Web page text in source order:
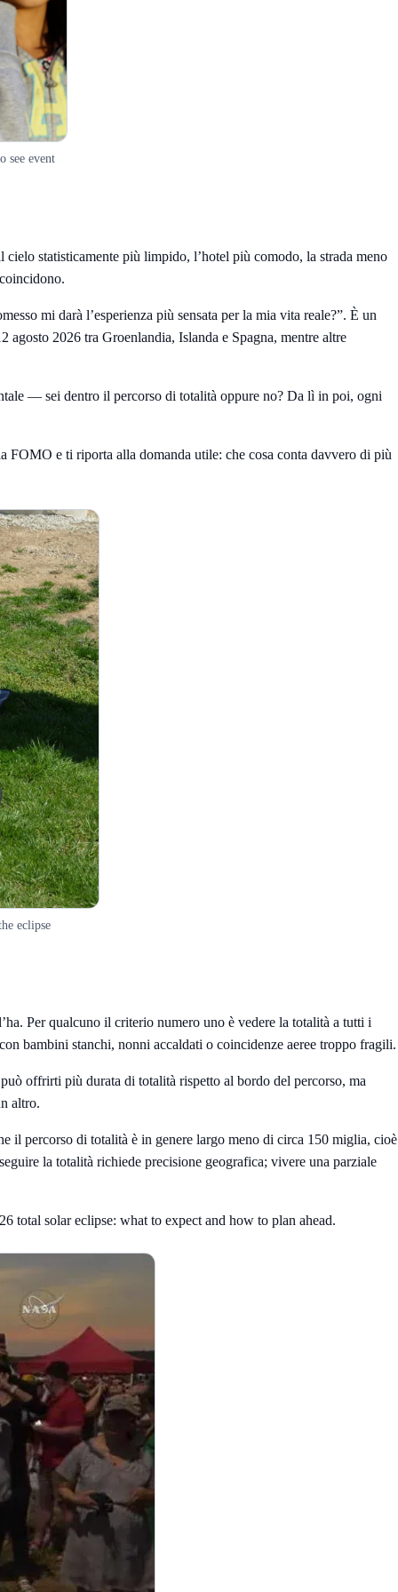
see event
statisticamente più limpido, l’hotel più comodo, la strada meno
mi darà l’esperienza più sensata per la mia vita reale?”. È un
agosto 2026 tra Groenlandia, Islanda e Spagna, mentre altre
— sei dentro il percorso di totalità oppure no? Da lì in poi, ogni
e ti riporta alla domanda utile: che cosa conta davvero di più
eclipse
Per qualcuno il criterio numero uno è vedere la totalità a tutti i
bambini stanchi, nonni accaldati o coincidenze aeree troppo fragili.
offrirti più durata di totalità rispetto al bordo del percorso, ma
altro.
il percorso di totalità è in genere largo meno di circa 150 miglia, cioè
la totalità richiede precisione geografica; vivere una parziale
total solar eclipse: what to expect and how to plan ahead.